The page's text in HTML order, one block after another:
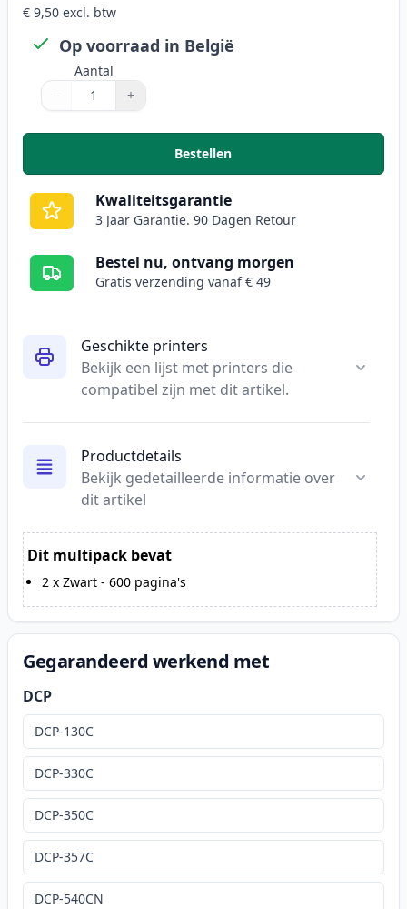
Geschikte printers
Bekijk een lijst met printers die
compatibel zijn met dit artikel.
Productdetails
Bekijk gedetailleerde informatie over
dit artikel
Dit multipack bevat
2 x Zwart - 600 pagina's
€ 9,50 excl. btw
Op voorraad in België
Aantal
Aantal
Gebruik de knoppen om aan te passen
− +
Aantal 1
Bestellen
,2 stuks Brother LC1000BK
Kwaliteitsgarantie
3 Jaar Garantie. 90 Dagen Retour
Bestel nu, ontvang morgen
Gratis verzending vanaf € 49
Gegarandeerd werkend met
DCP
DCP-130C
DCP-330C
DCP-350C
DCP-357C
DCP-540CN